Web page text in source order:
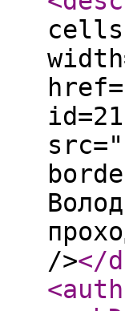
/></